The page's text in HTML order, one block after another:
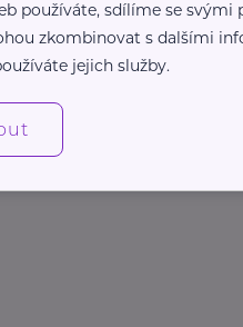
používáte, sdílíme se svými
zkombinovat s dalšími
jejich služby.